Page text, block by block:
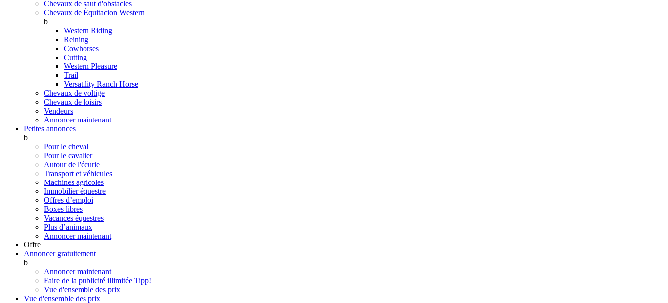
Chevaux de saut d'obstacles
Chevaux de Èquitacion Western
b
Western Riding
Reining
Cowhorses
Cutting
Western Pleasure
Trail
Versatility Ranch Horse
Chevaux de voltige
Chevaux de loisirs
Vendeurs
Annoncer maintenant
Petites annonces
b
Pour le cheval
Pour le cavalier
Autour de l'écurie
Transport et véhicules
Machines agricoles
Immobilier équestre
Offres d’emploi
Boxes libres
Vacances équestres
Plus d’animaux
Annoncer maintenant
Offre
Annoncer gratuitement
b
Annoncer maintenant
Faire de la publicité illimitée Tipp!
Vue d'ensemble des prix
Vue d'ensemble des prix